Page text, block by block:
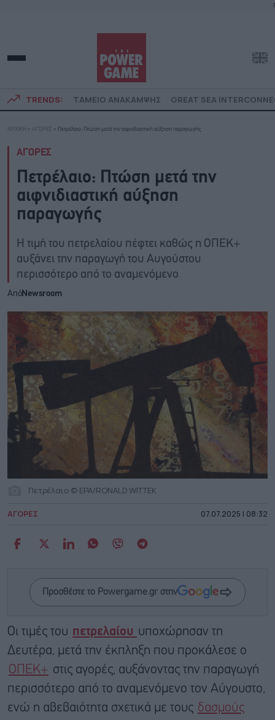
TRENDS: ΤΑΜΕΙΟ ΑΝΑΚΑΜΨΗΣ GREAT SEA
ΑΡΧΙΚΗ » ΑΓΟΡΕΣ » Πετρέλαιο: Πτώση μετά την αιφνιδιαστική αύξηση παραγωγής
ΑΓΟΡΕΣ
Πετρέλαιο: Πτώση μετά την
αιφνιδιαστική αύξηση
παραγωγής
Η τιμή του πετρελαίου πέφτει καθώς η ΟΠΕΚ+
αυξάνει την παραγωγή του Αυγούστου
περισσότερο από το αναμενόμενο
ΑπόNewsroom
Πετρέλαιο © EPA/RONALD WITTEK
ΑΓΟΡΕΣ 07.07.2025 | 08:32
Προσθέστε το Powergame.gr στην
Οι τιμές του πετρελαίου υποχώρησαν τη
Δευτέρα, μετά την έκπληξη που προκάλεσε ο
ΟΠΕΚ+ στις αγορές, αυξάνοντας την παραγωγή
περισσότερο από το αναμενόμενο τον Αύγουστο,
ενώ η αβεβαιότητα σχετικά με τους δασμούς